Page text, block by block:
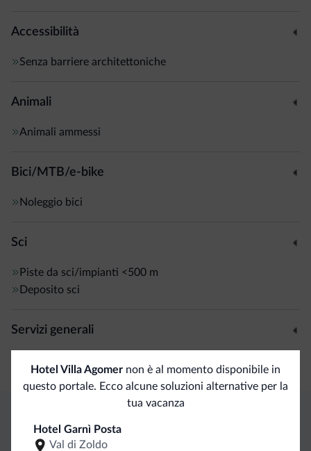
Accessibilità
Senza barriere architettoniche
Animali
Animali ammessi
Bici/MTB/e-bike
Noleggio bici
Sci
Piste da sci/impianti <500 m
Deposito sci
Servizi generali
Hotel Villa Agomer non è al momento disponibile in
questo portale. Ecco alcune soluzioni alternative per la
tua vacanza
Hotel Garnì Posta
Val di Zoldo
Vantaggi esclusivi Dolomiti.it